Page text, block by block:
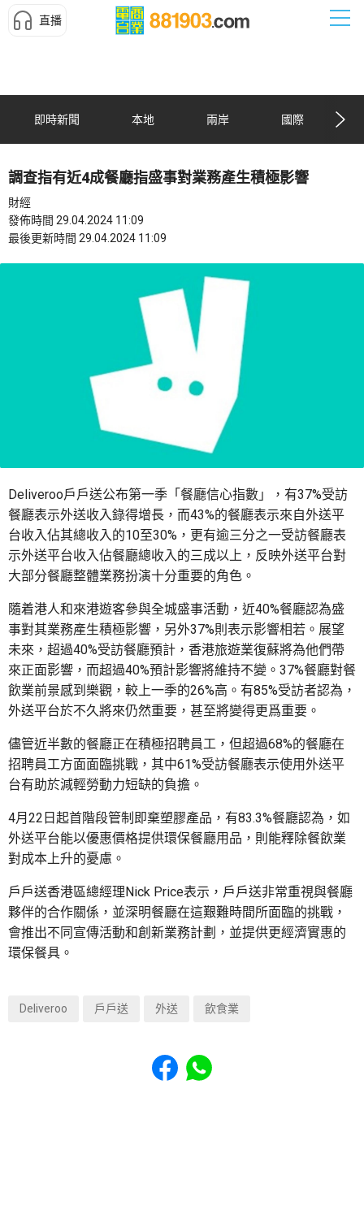
直播
即時新聞 本地 兩岸 國際
調查指有近4成餐廳指盛事對業務產生積極影響
財經
發佈時間 29.04.2024 11:09
最後更新時間 29.04.2024 11:09
Deliveroo戶戶送公布第一季「餐廳信心指數」，有37%受訪
餐廳表示外送收入錄得增長，而43%的餐廳表示來自外送平
台收入佔其總收入的10至30%，更有逾三分之一受訪餐廳表
示外送平台收入佔餐廳總收入的三成以上，反映外送平台對
大部分餐廳整體業務扮演十分重要的角色。
隨着港人和來港遊客參與全城盛事活動，近40%餐廳認為盛
事對其業務產生積極影響，另外37%則表示影響相若。展望
未來，超過40%受訪餐廳預計，香港旅遊業復蘇將為他們帶
來正面影響，而超過40%預計影響將維持不變。37%餐廳對餐
飲業前景感到樂觀，較上一季的26%高。有85%受訪者認為，
外送平台於不久將來仍然重要，甚至將變得更爲重要。
儘管近半數的餐廳正在積極招聘員工，但超過68%的餐廳在
招聘員工方面面臨挑戰，其中61%受訪餐廳表示使用外送平
台有助於減輕勞動力短缺的負擔。
4月22日起首階段管制即棄塑膠產品，有83.3%餐廳認為，如
外送平台能以優惠價格提供環保餐廳用品，則能釋除餐飲業
對成本上升的憂慮。
戶戶送香港區總經理Nick Price表示，戶戶送非常重視與餐廳
夥伴的合作關係，並深明餐廳在這艱難時間所面臨的挑戰，
會推出不同宣傳活動和創新業務計劃，並提供更經濟實惠的
環保餐具。
Deliveroo 戶戶送 外送 飲食業
Share to Facebook
Share to WhatsApp